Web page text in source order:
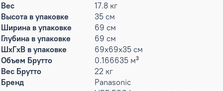
Вес
17.8 кг
Высота в упаковке
35 см
Ширина в упаковке
69 см
Глубина в упаковке
69 см
ШxГxВ в упаковке
69x69x35 см
Объем Брутто
0.166635 м³
Вес Брутто
22 кг
Бренд
Panasonic